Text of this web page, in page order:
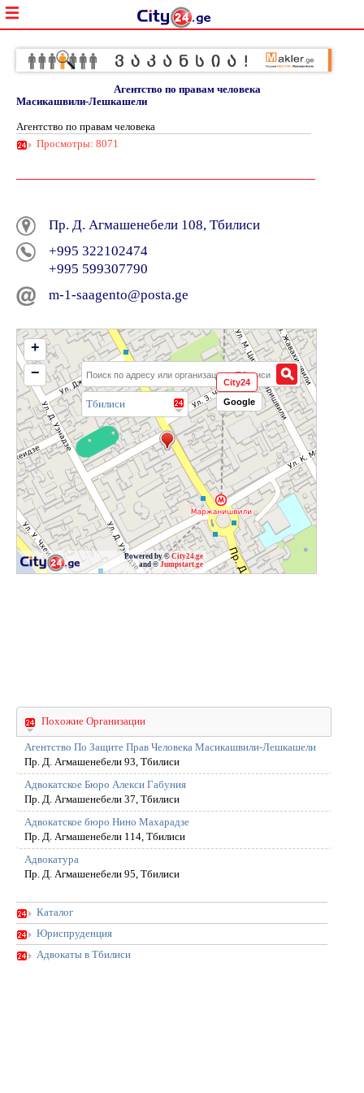
Агентство по правам человека
Масикашвили-Лешкашели
Агентство по правам человека
Просмотры: 8071
Пр. Д. Агмашенебели 108, Тбилиси
+995 322102474
+995 599307790
m-1-saagento@posta.ge
Тбилиси
Powered by ©City24.ge
and © Jumpstart.ge
+
−
City24
Google
Похожие Организации
Агентство По Защите Прав Человека Масикашвили-Лешкашели
Пр. Д. Агмашенебели 93, Тбилиси
Адвокатское Бюро Алекси Габуния
Пр. Д. Агмашенебели 37, Тбилиси
Адвокатское бюро Нино Махарадзе
Пр. Д. Агмашенебели 114, Тбилиси
Адвокатура
Пр. Д. Агмашенебели 95, Тбилиси
Каталог
Юриспруденция
Адвокаты в Тбилиси